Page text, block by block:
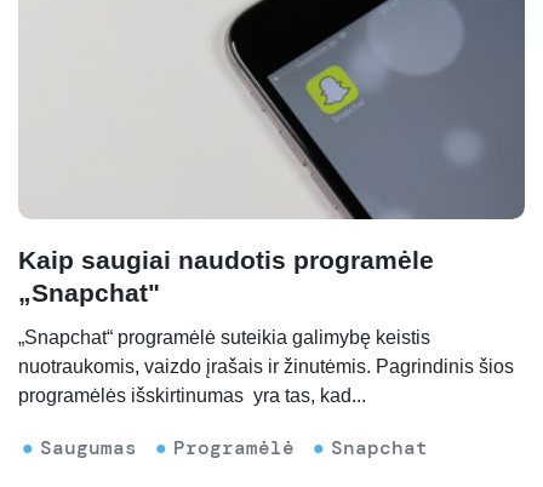
Kaip saugiai naudotis programėle
„Snapchat"
„Snapchat“ programėlė suteikia galimybę keistis
nuotraukomis, vaizdo įrašais ir žinutėmis. Pagrindinis šios
programėlės išskirtinumas yra tas, kad...
Saugumas Programėlė Snapchat